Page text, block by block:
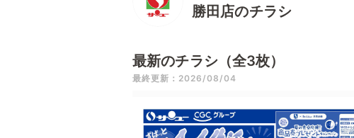
勝田店のチラシ
最新のチラシ（全3枚）
最終更新：2026/08/04